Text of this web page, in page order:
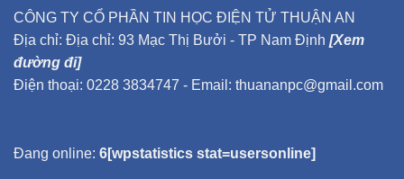
CÔNG TY CỔ PHẦN TIN HỌC ĐIỆN TỬ THUẬN AN
Địa chỉ: Địa chỉ: 93 Mạc Thị Bưởi - TP Nam Định [Xem
đường đi]
Điện thoại: 0228 3834747 - Email: thuananpc@gmail.com
Đang online: 6[wpstatistics stat=usersonline]